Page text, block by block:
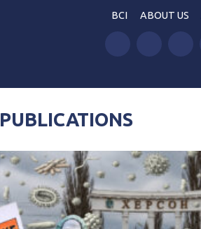
BCI ABOUT US
PUBLICATIONS